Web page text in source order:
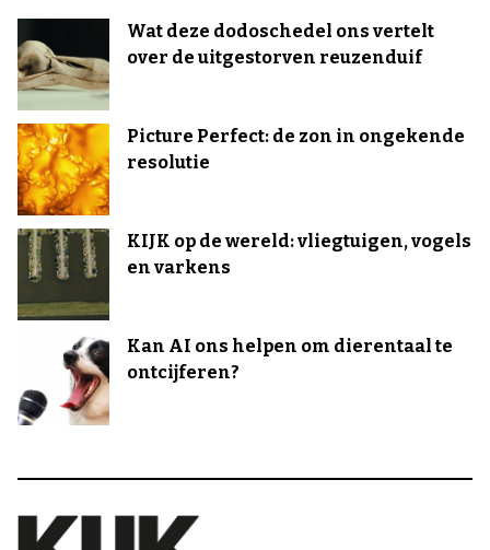
Wat deze dodoschedel ons vertelt
over de uitgestorven reuzenduif
Picture Perfect: de zon in ongekende
resolutie
KIJK op de wereld: vliegtuigen, vogels
en varkens
Kan AI ons helpen om dierentaal te
ontcijferen?